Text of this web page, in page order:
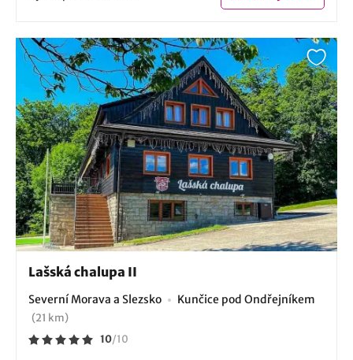
Lašská chalupa II
Severní Morava a Slezsko Kunčice pod Ondřejníkem
(21 km)
10/10